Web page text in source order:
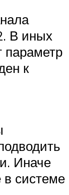
В иных
параметр
к
Иначе
в системе